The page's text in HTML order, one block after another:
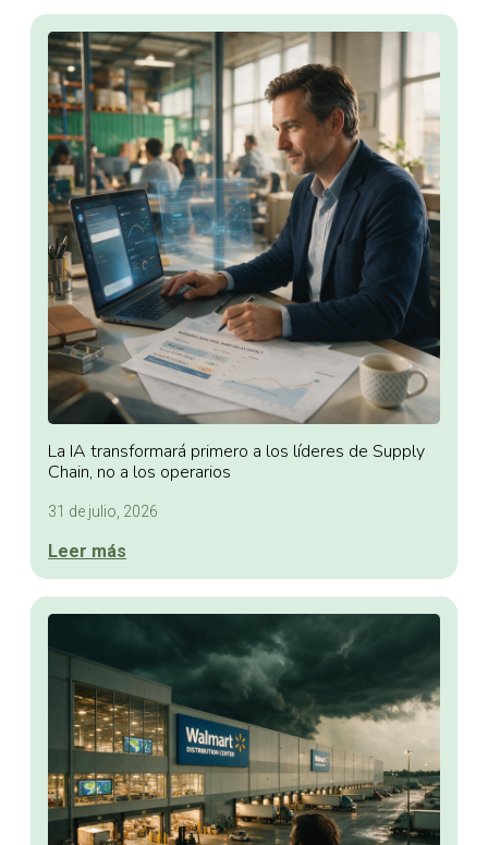
La IA transformará primero a los líderes de Supply
Chain, no a los operarios
31 de julio, 2026
Leer más